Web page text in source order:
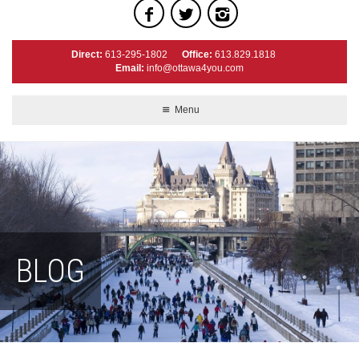
Direct: 613-295-1802 Office: 613.829.1818
Email: info@ottawa4you.com
Menu
BLOG